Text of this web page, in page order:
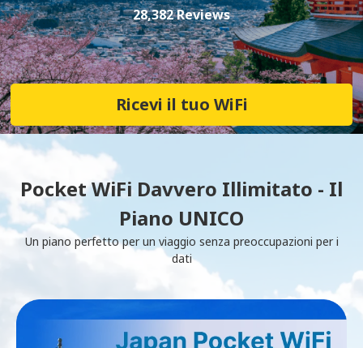
28,382 Reviews
Ricevi il tuo WiFi
Pocket WiFi Davvero Illimitato - Il
Piano UNICO
Un piano perfetto per un viaggio senza preoccupazioni per i
dati